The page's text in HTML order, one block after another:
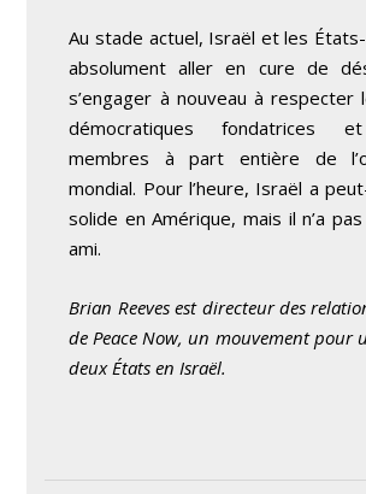
Au stade actuel, Israël et les
absolument aller en cure de
s’engager à nouveau à respecter
démocratiques fondatrices
membres à part entière de
mondial. Pour l’heure, Israël a
solide en Amérique, mais il n’a
ami.
Brian Reeves est directeur des
de Peace Now, un mouvement pour
deux États en Israël.